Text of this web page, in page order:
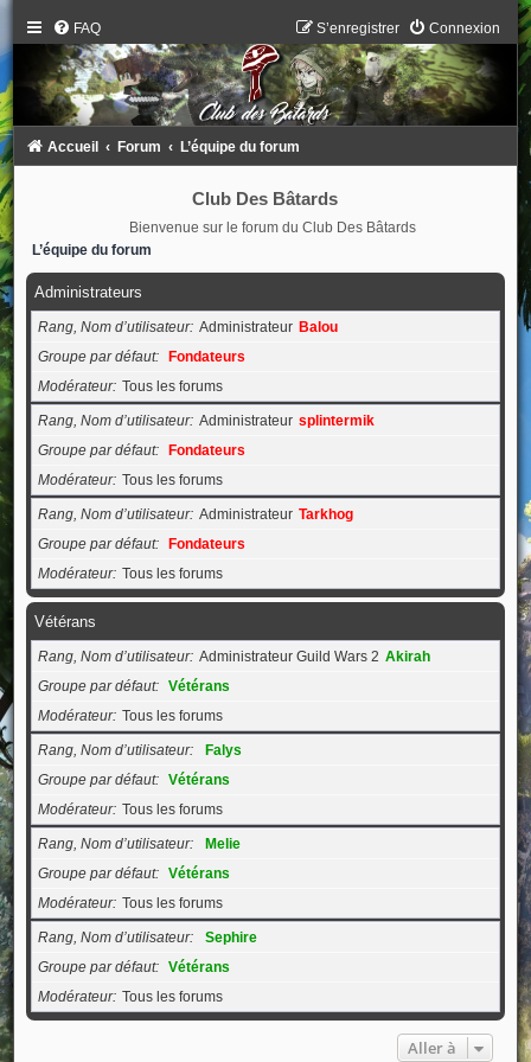
FAQ Connexion
S’enregistrer
Accueil Forum L’équipe du forum
Club Des Bâtards
Bienvenue sur le forum du Club Des Bâtards
L’équipe du forum
Administrateurs
Rang, Nom d’utilisateur Administrateur Balou
Groupe par défaut
Fondateurs
Modérateur Tous les forums
Rang, Nom d’utilisateur Administrateur splintermik
Groupe par défaut
Fondateurs
Modérateur Tous les forums
Rang, Nom d’utilisateur Administrateur Tarkhog
Groupe par défaut
Fondateurs
Modérateur Tous les forums
Vétérans
Rang, Nom d’utilisateur Administrateur Guild Wars 2 Akirah
Groupe par défaut
Vétérans
Modérateur Tous les forums
Rang, Nom d’utilisateur
Falys
Groupe par défaut
Vétérans
Modérateur Tous les forums
Rang, Nom d’utilisateur
Melie
Groupe par défaut
Vétérans
Modérateur Tous les forums
Rang, Nom d’utilisateur
Sephire
Groupe par défaut
Vétérans
Modérateur Tous les forums
Aller à